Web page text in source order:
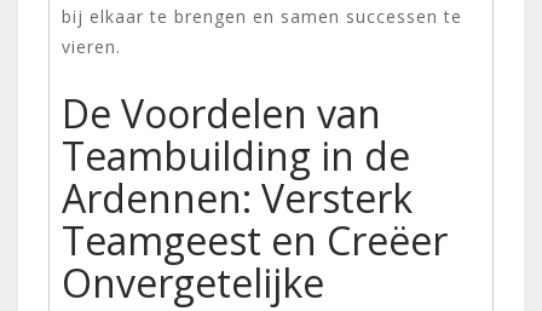
bij elkaar te brengen en samen successen te
vieren.
De Voordelen van
Teambuilding in de
Ardennen: Versterk
Teamgeest en Creëer
Onvergetelijke